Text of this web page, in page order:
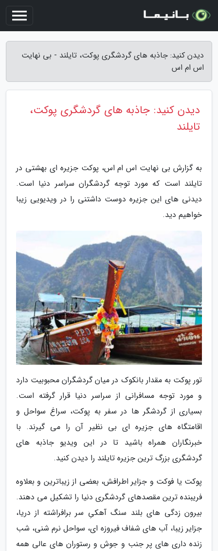
دیدن کنید: جاذبه های گردشگری پوکت، تایلند - بی نهایت
اس ام اس
دیدن کنید: جاذبه های گردشگری پوکت،
تایلند
به گزارش بی نهایت اس ام اس، پوکت جزیره ای بهشتی در
تایلند است که مورد توجه گردشگران سراسر دنیا است.
دیدنی های این جزیره دوست داشتنی را در ویدیویی زیبا
خواهیم دید.
تور پوکت به مقدار بانکوک در میان گردشگران محبوبیت دارد
و مورد توجه مسافرانی از سراسر دنیا قرار گرفته است.
بسیاری از گردشگر ها در سفر به پوکت، سراغ سواحل و
اقامتگاه های جزیره ای بی نظیر آن را می گیرند. با
خبرنگاران همراه باشید تا در این ویدیو جاذبه های
گردشگری بزرگ ترین جزیره تایلند را دیدن کنید.
پوکت یا فوکت و جزایر اطرافش، بعضی از زیباترین و بعلاوه
فریبنده ترین مقصدهای گردشگری دنیا را تشکیل می دهند.
بیرون زدگی های بلند سنگ آهکیِ سر برافراشته از دریا،
جزایر زیبا، آب های شفاف فیروزه ای، سواحل نرم شنی، شب
زنده داری های پر جنب و جوش و رستوران های عالی همه